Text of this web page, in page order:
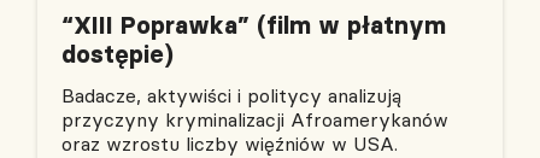
“XIII Poprawka” (film w płatnym
dostępie)
Badacze, aktywiści i politycy analizują
przyczyny kryminalizacji Afroamerykanów
oraz wzrostu liczby więźniów w USA.